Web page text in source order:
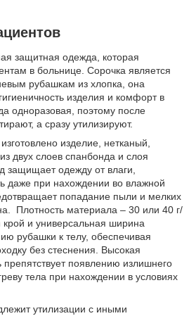
защитная одежда, которая
в больнице. Сорочка является
рубашкам из хлопка, она
изделия и комфорт в
одноразовая, поэтому после
а сразу утилизируют.
изделие, нетканый,
двух слоев спанбонда и слоя
защищает одежду от влаги,
даже при нахождении во влажной
попадание пыли и мелких
Плотность материала – 30 или 40 г/
и универсальная ширина
рубашки к телу, обеспечивая
без стеснения. Высокая
препятствует появлению излишнего
тела при нахождении в условиях
утилизации с иными